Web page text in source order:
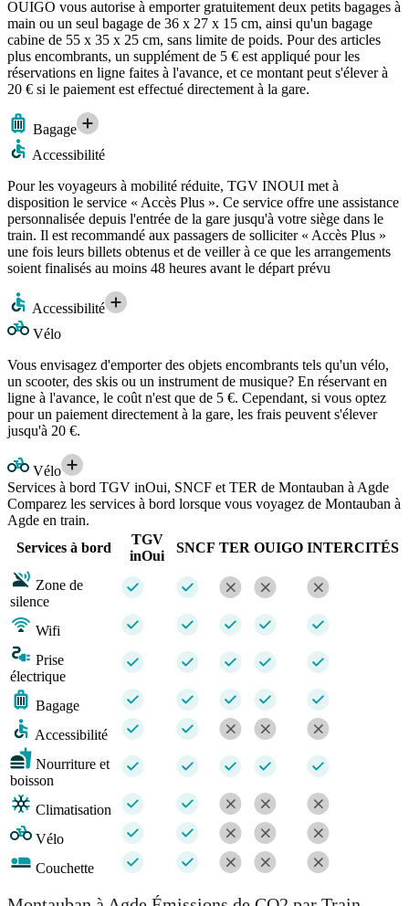
OUIGO vous autorise à emporter gratuitement deux petits bagages à
main ou un seul bagage de 36 x 27 x 15 cm, ainsi qu'un bagage
cabine de 55 x 35 x 25 cm, sans limite de poids. Pour des articles
plus encombrants, un supplément de 5 € est appliqué pour les
réservations en ligne faites à l'avance, et ce montant peut s'élever à
20 € si le paiement est effectué directement à la gare.
Bagage
Accessibilité
Pour les voyageurs à mobilité réduite, TGV INOUI met à
disposition le service « Accès Plus ». Ce service offre une assistance
personnalisée depuis l'entrée de la gare jusqu'à votre siège dans le
train. Il est recommandé aux passagers de solliciter « Accès Plus »
une fois leurs billets obtenus et de veiller à ce que les arrangements
soient finalisés au moins 48 heures avant le départ prévu
Accessibilité
Vélo
Vous envisagez d'emporter des objets encombrants tels qu'un vélo,
un scooter, des skis ou un instrument de musique? En réservant en
ligne à l'avance, le coût n'est que de 5 €. Cependant, si vous optez
pour un paiement directement à la gare, les frais peuvent s'élever
jusqu'à 20 €.
Vélo
Services à bord TGV inOui, SNCF et TER de Montauban à Agde
Comparez les services à bord lorsque vous voyagez de Montauban à
Agde en train.
Services à bord
TGV
inOui
SNCF TER OUIGO INTERCITÉS
Zone de
silence
Wifi
Prise
électrique
Bagage
Accessibilité
Nourriture et
boisson
Climatisation
Vélo
Couchette